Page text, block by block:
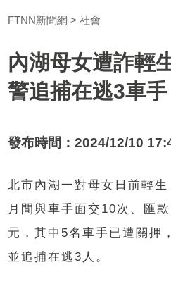
FTNN新聞網 社會
內湖母女遭詐輕
警追捕在逃3車手
發布時間：2024/12/10
北市內湖一對母女日前輕
月間與車手面交10次、匯
元，其中5名車手已遭關押
並追捕在逃3人。